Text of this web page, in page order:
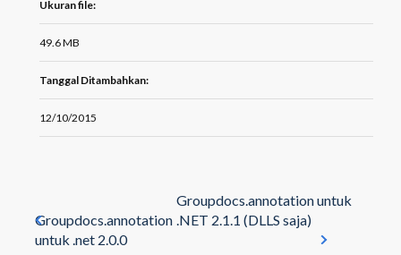
Ukuran file:
49.6 MB
Tanggal Ditambahkan:
12/10/2015
Groupdocs.annotation
untuk .net 2.0.0
Groupdocs.annotation untuk
.NET 2.1.1 (DLLS saja)